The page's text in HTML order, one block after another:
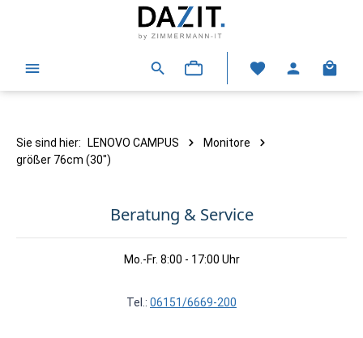
Sie sind hier: LENOVO CAMPUS
Monitore
größer 76cm (30")
Beratung & Service
Mo.-Fr. 8:00 - 17:00 Uhr
Tel.: 06151/6669-200